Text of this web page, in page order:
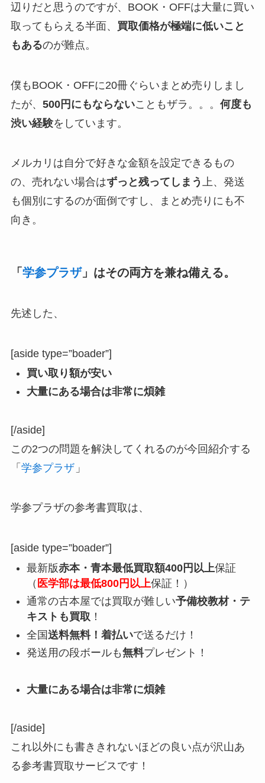
辺りだと思うのですが、BOOK・OFFは大量に買い
取ってもらえる半面、 買取価格が極端に低いこと
もあるのが難点。
僕もBOOK・OFFに20冊ぐらいまとめ売りしまし
たが、 500円にもならないこともザラ。。。 何度も
渋い経験をしています。
メルカリは自分で好きな金額を設定できるもの
の、売れない場合はずっと残ってしまう 上、発送
も個別にするのが面倒ですし、まとめ売りにも不
向き。
「学参プラザ」はその両方を兼ね備える。
先述した、
[aside type=”boader”]
買い取り額が安い
大量にある場合は非常に煩雑
[/aside]
この2つの問題を解決してくれるのが今回紹介する
「 学参プラザ 」
学参プラザの参考書買取は、
[aside type=”boader”]
最新版赤本・青本最低買取額400円以上保証
（ 医学部は最低800円以上保証！）
通常の古本屋では買取が難しい予備校教材・テ
キストも買取 ！
全国送料無料！着払いで送るだけ！
発送用の段ボールも無料プレゼント！
大量にある場合は非常に煩雑
[/aside]
これ以外にも書ききれないほどの良い点が沢山あ
る参考書買取サービスです！